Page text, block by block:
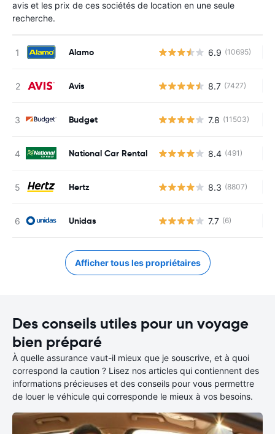
avis et les prix de ces sociétés de location en une seule
recherche.
Alamo 6.9 (10695)
Avis 8.7 (7427)
Budget 7.8 (11503)
National Car Rental 8.4 (491)
Hertz 8.3 (8807)
Unidas 7.7 (6)
Afficher tous les propriétaires
Des conseils utiles pour un voyage
bien préparé
À quelle assurance vaut-il mieux que je souscrive, et à quoi
correspond la caution ? Lisez nos articles qui contiennent des
informations précieuses et des conseils pour vous permettre
de louer le véhicule qui corresponde le mieux à vos besoins.